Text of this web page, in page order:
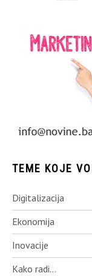
TEME KOJE
Digitalizacija
Ekonomija
Inovacije
Kako radi…